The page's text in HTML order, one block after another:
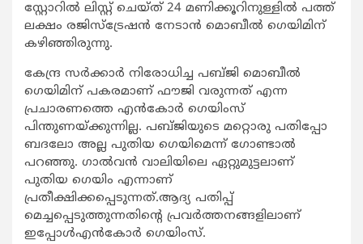
സ്റ്റോറില്‍ ലിസ്റ്റ് ചെയ്ത് 24 മണിക്കൂറിനുള്ളില്‍ പത്ത്
ലക്ഷം രജിസ്‌ട്രേഷന്‍ നേടാന്‍ മൊബീല്‍ ഗെയിമിന്
കഴിഞ്ഞിരുന്നു.
കേന്ദ്ര സര്‍ക്കാര്‍ നിരോധിച്ച പബ്ജി മൊബീല്‍
ഗെയിമിന് പകരമാണ് ഫൗജി വരുന്നത് എന്ന
പ്രചാരണത്തെ എന്‍കോര്‍ ഗെയിംസ്
പിന്തുണയ്ക്കുന്നില്ല. പബ്ജിയുടെ മറ്റൊരു പതിപ്പോ
ബദലോ അല്ല പുതിയ ഗെയിമെന്ന് ഗോണ്ടാല്‍
പറഞ്ഞു. ഗാല്‍വന്‍ വാലിയിലെ ഏറ്റുമുട്ടലാണ്
പുതിയ ഗെയിം എന്നാണ്
പ്രതീക്ഷിക്കപ്പെടുന്നത്.ആദ്യ പതിപ്പ്
മെച്ചപ്പെടുത്തുന്നതിന്റെ പ്രവര്‍ത്തനങ്ങളിലാണ്
ഇപ്പോള്‍എന്‍കോര്‍ ഗെയിംസ്.